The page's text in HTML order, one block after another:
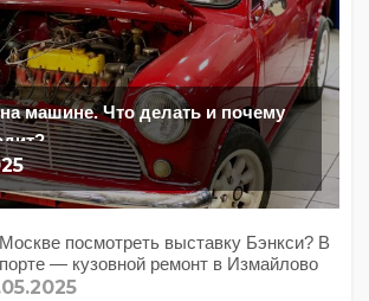
машине. Что делать и почему
посмотреть выставку Бэнкси? В
— кузовной ремонт в Измайлово